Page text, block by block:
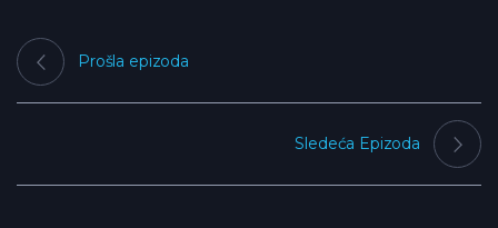
Prošla epizoda
Sledeća Epizoda